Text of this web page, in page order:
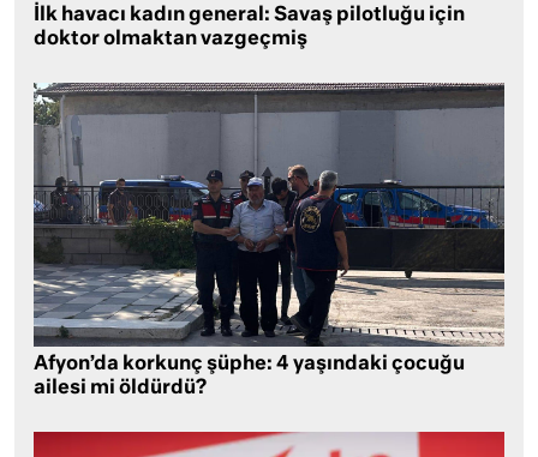
İlk havacı kadın general: Savaş pilotluğu için
doktor olmaktan vazgeçmiş
Afyon’da korkunç şüphe: 4 yaşındaki çocuğu
ailesi mi öldürdü?